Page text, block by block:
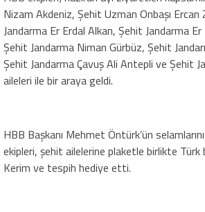
Nizam Akdeniz, Şehit Uzman Onbaşı Ercan
Jandarma Er Erdal Alkan, Şehit Jandarma
Şehit Jandarma Niman Gürbüz, Şehit
Şehit Jandarma Çavuş Ali Antepli ve Şehit
aileleri ile bir araya geldi.
HBB Başkanı Mehmet Öntürk’ün
ekipleri, şehit ailelerine plaketle birlikte Türk
Kerim ve tespih hediye etti.